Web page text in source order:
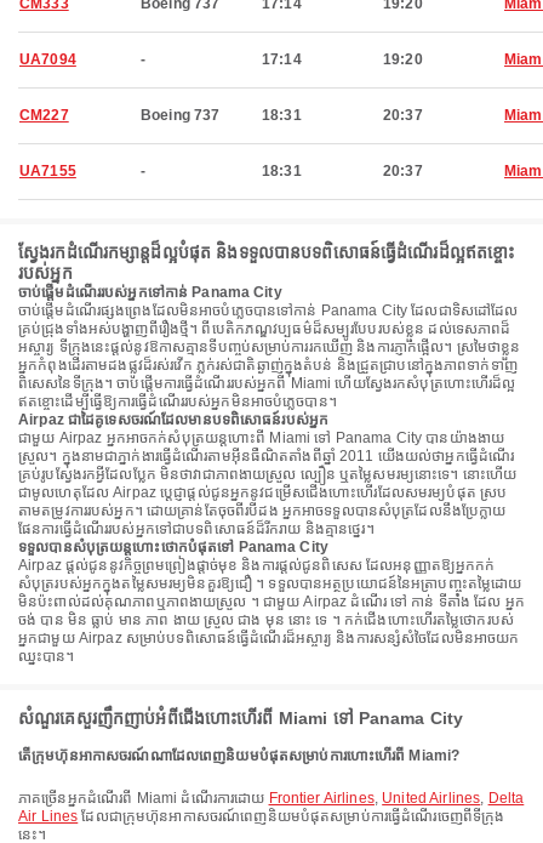
CM333 Boeing 737 17:14 19:20
UA7094 - 17:14 19:20
CM227 Boeing 737 18:31 20:37
UA7155 - 18:31 20:37
ស្វែងរកដំណើរកម្សាន្តដ៏ល្អបំផុត និងទទួលបានបទពិសោធន៍ធ្វើដំណើរដ៏ល្អឥតខ្ចោះ
របស់អ្នក
ចាប់ផ្តើមដំណើររបស់អ្នកទៅកាន់ Panama City
ចាប់ផ្តើមដំណើរផ្សងព្រេងដែលមិនអាចបំភ្លេចបានទៅកាន់ Panama City ដែលជាទិសដៅដែល
គ្រប់ជ្រុងទាំងអស់បង្ហាញពីរឿងថ្មី។ ពីបេតិកភណ្ឌវប្បធម៌ដ៏សម្បូរបែបរបស់ខ្លួន ដល់ទេសភាពដ៏
អស្ចារ្យ ទីក្រុងនេះផ្តល់នូវឱកាសគ្មានទីបញ្ចប់សម្រាប់ការរកឃើញ និងការភ្ញាក់ផ្អើល។ ស្រមៃថាខ្លួន
អ្នកកំពុងដើរតាមដងផ្លូវដ៏រស់រវើក ភ្លក់រស់ជាតិឆ្ងាញ់ក្នុងតំបន់ និងជ្រួតជ្រាបនៅក្នុងភាពទាក់ទាញ
ពិសេសនៃទីក្រុង។ ចាប់ផ្តើមការធ្វើដំណើររបស់អ្នកពី Miami ហើយស្វែងរកសំបុត្រហោះហើរដ៏ល្អ
ឥតខ្ចោះដើម្បីធ្វើឱ្យការធ្វើដំណើររបស់អ្នកមិនអាចបំភ្លេចបាន។
Airpaz ជាដៃគូទេសចរណ៍ដែលមានបទពិសោធន៍របស់អ្នក
ជាមួយ Airpaz អ្នកអាចកក់សំបុត្រយន្តហោះពី Miami ទៅ Panama City បានយ៉ាងងាយ
ស្រួល។ ក្នុងនាមជាភ្នាក់ងារធ្វើដំណើរតាមអ៊ីនធឺណិតតាំងពីឆ្នាំ 2011 យើងយល់ថាអ្នកធ្វើដំណើរ
គ្រប់រូបស្វែងរកអ្វីដែលប្លែក មិនថាវាជាភាពងាយស្រួល ល្បឿន ឬតម្លៃសមរម្យនោះទេ។ នោះហើយ
ជាមូលហេតុដែល Airpaz ប្តេជ្ញាផ្តល់ជូនអ្នកនូវជម្រើសជើងហោះហើរដែលសមរម្យបំផុត ស្រប
តាមតម្រូវការរបស់អ្នក។ ដោយគ្រាន់តែចុចពីរបីដង អ្នកអាចទទួលបានសំបុត្រដែលនឹងប្រែក្លាយ
ផែនការធ្វើដំណើររបស់អ្នកទៅជាបទពិសោធន៍ដ៏រីករាយ និងគ្មានថ្នេរ។
ទទួលបានសំបុត្រយន្តហោះថោកបំផុតទៅ Panama City
Airpaz ផ្តល់ជូននូវកិច្ចព្រមព្រៀងផ្តាច់មុខ និងការផ្តល់ជូនពិសេស ដែលអនុញ្ញាតឱ្យអ្នកកក់
សំបុត្ររបស់អ្នកក្នុងតម្លៃសមរម្យមិនគួរឱ្យជឿ ។ ទទួលបានអត្ថប្រយោជន៍នៃអត្រាបញ្ចុះតម្លៃដោយ
មិនប៉ះពាល់ដល់គុណភាពឬភាពងាយស្រួល ។ ជាមួយ Airpaz ដំណើរ ទៅ កាន់ ទីតាំង ដែល អ្នក
ចង់ បាន មិន ធ្លាប់ មាន ភាព ងាយ ស្រួល ជាង មុន នោះ ទេ ។ កក់ជើងហោះហើរតម្លៃថោករបស់
អ្នកជាមួយ Airpaz សម្រាប់បទពិសោធន៍ធ្វើដំណើរដ៏អស្ចារ្យ និងការសន្សំសំចៃដែលមិនអាចយក
ឈ្នះបាន។
សំណួរគេសួរញឹកញាប់អំពីជើងហោះហើរពី Miami ទៅ Panama City
តើក្រុមហ៊ុនអាកាសចរណ៍ណាដែលពេញនិយមបំផុតសម្រាប់ការហោះហើរពី Miami?
ភាគច្រើនអ្នកដំណើរពី Miami ដំណើរការដោយ Frontier Airlines, United Airlines, Delta
Air Lines ដែលជាក្រុមហ៊ុនអាកាសចរណ៍ពេញនិយមបំផុតសម្រាប់ការធ្វើដំណើរចេញពីទីក្រុង
នេះ។